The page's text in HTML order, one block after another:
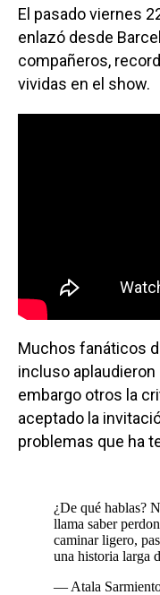
El pasado viernes
enlazó desde
compañeros,
vividas en el show.
Muchos fanáticos
incluso
embargo otros la
aceptado la
problemas que ha
¿De qué hablas?
llama saber
caminar ligero,
una historia larga
— Atala